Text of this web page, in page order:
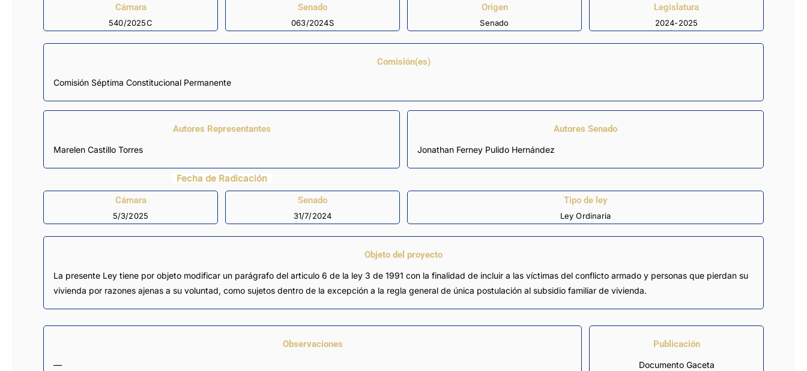
Cámara
540/2025C
Senado
063/2024S
Origen
Senado
Legislatura
2024-2025
Comisión(es)
Comisión Séptima Constitucional Permanente
Autores Representantes
Marelen Castillo Torres
Autores Senado
Jonathan Ferney Pulido Hernández
Fecha de Radicación
Cámara
5/3/2025
Senado
31/7/2024
Tipo de ley
Ley Ordinaria
Objeto del proyecto
La presente Ley tiene por objeto modificar un parágrafo del articulo 6 de la ley 3 de 1991 con la finalidad de incluir a las víctimas del conflicto armado y personas que pierdan su
vivienda por razones ajenas a su voluntad, como sujetos dentro de la excepción a la regla general de única postulación al subsidio familiar de vivienda.
Observaciones
—
Publicación
Documento Gaceta